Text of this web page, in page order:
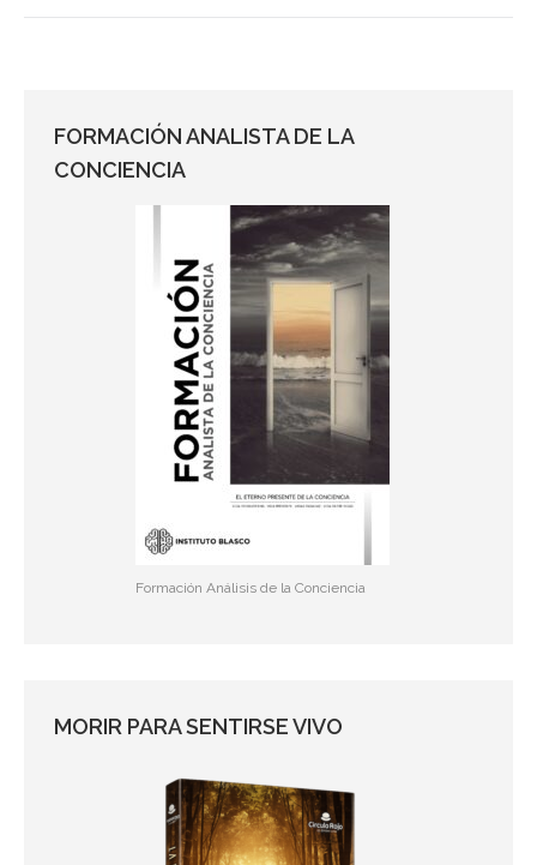
FORMACIÓN ANALISTA DE LA
CONCIENCIA
Formación Análisis de la Conciencia
MORIR PARA SENTIRSE VIVO